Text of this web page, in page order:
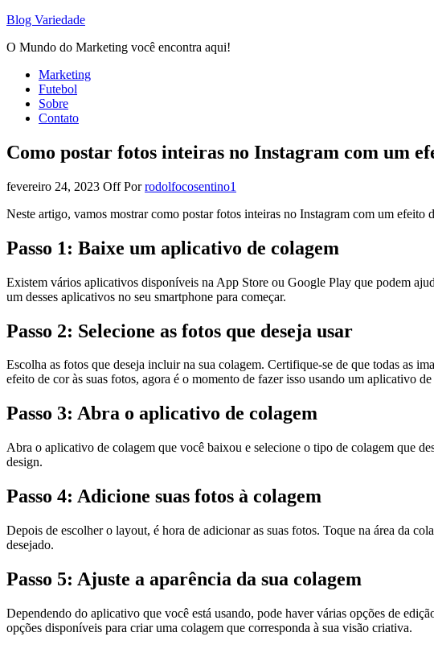
Blog Variedade
O Mundo do Marketing você encontra aqui!
Marketing
Futebol
Sobre
Contato
Como postar fotos inteiras no Instagram com um
fevereiro 24, 2023 OffPor rodolfocosentino1
Neste artigo, vamos mostrar como postar fotos inteiras no Instagram com um efeito
Passo 1: Baixe um aplicativo de colagem
Existem vários aplicativos disponíveis na App Store ou Google Play que podem
um desses aplicativos no seu smartphone para começar.
Passo 2: Selecione as fotos que deseja usar
Escolha as fotos que deseja incluir na sua colagem. Certifique-se de que todas as
efeito de cor às suas fotos, agora é o momento de fazer isso usando um aplicativo
Passo 3: Abra o aplicativo de colagem
Abra o aplicativo de colagem que você baixou e selecione o tipo de colagem que
design.
Passo 4: Adicione suas fotos à colagem
Depois de escolher o layout, é hora de adicionar as suas fotos. Toque na área da
desejado.
Passo 5: Ajuste a aparência da sua colagem
Dependendo do aplicativo que você está usando, pode haver várias opções de
opções disponíveis para criar uma colagem que corresponda à sua visão criativa.